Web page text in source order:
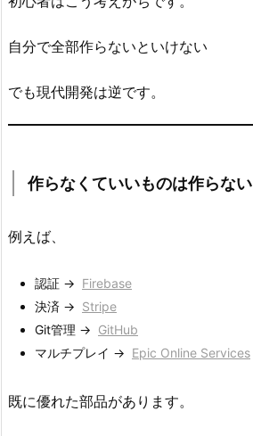
を
つ
8.
教
で
じ
ま
と
自分で全部作らないといけない
でも現代開発は逆です。
作らなくていいものは作らない
例えば、
認証 → Firebase⁠
決済 → Stripe⁠
Git管理 → GitHub⁠
マルチプレイ → Epic Online Services⁠
既に優れた部品があります。